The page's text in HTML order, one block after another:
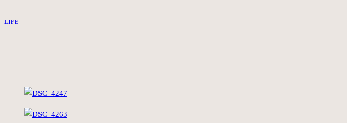
LIFE